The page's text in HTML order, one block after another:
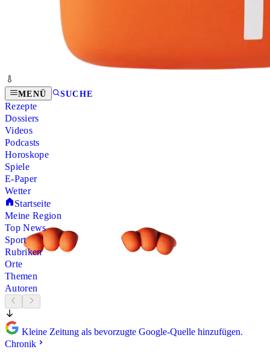
MENÜ SUCHE
Rezepte
Dossiers
Videos
Podcasts
Horoskope
Spiele
E-Paper
Wetter
Startseite
Meine Region
Top News
Sport
Rubriken
Orte
Themen
Autoren
Kleine Zeitung als bevorzugte Google-Quelle hinzufügen.
Chronik